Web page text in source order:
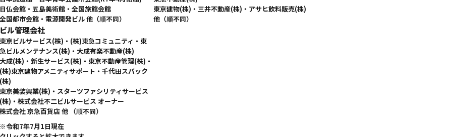
日仏会館・五島美術館・全国旅館会館
全国都市会館・電源開発ビル 他（順不同）
東京建物(株)・三井不動産(株)・アサヒ飲料販売(株)
他（順不同）
ビル管理会社
東京ビルサービス(株)・(株)東急コミュニティ・東
急ビルメンテナンス(株)・大成有楽不動産(株)
大成(株)・新生サービス(株)・東京不動産管理(株)・
(株)東京建物アメニティサポート・千代田スバック
(株)
東京美装興業(株)・スターツファシリティサービス
(株)・株式会社不二ビルサービス オーナー
株式会社 京急百貨店 他 （順不同）
※令和7年7月1日現在